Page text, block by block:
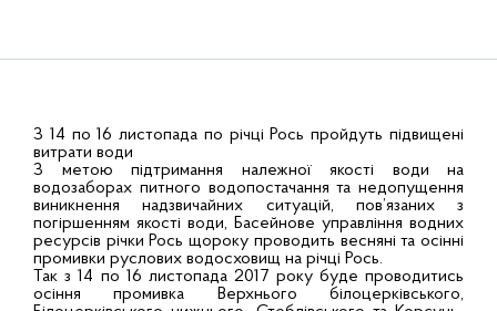
З 14 по 16 листопада по річці Рось пройдуть підвищені
витрати води
З метою підтримання належної якості води на
водозаборах питного водопостачання та недопущення
виникнення надзвичайних ситуацій, пов’язаних з
погіршенням якості води, Басейнове управління водних
ресурсів річки Рось щороку проводить весняні та осінні
промивки руслових водосховищ на річці Рось.
Так з 14 по 16 листопада 2017 року буде проводитись
осіння промивка Верхнього білоцерківського,